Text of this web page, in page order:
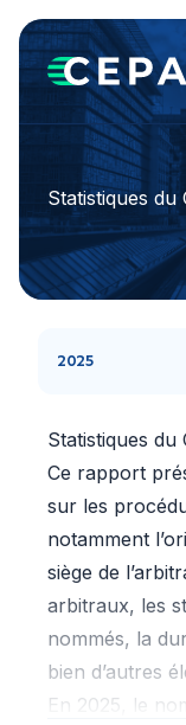
Statistiques du
2025
Statistiques du
Ce rapport
sur les
notamment
siège de
arbitraux, les
nommés, la
bien d’autres
En 2025, le